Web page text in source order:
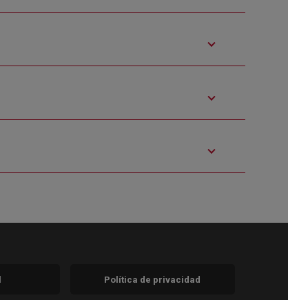
Política de privacidad